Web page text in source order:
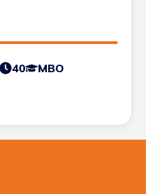
40
MBO